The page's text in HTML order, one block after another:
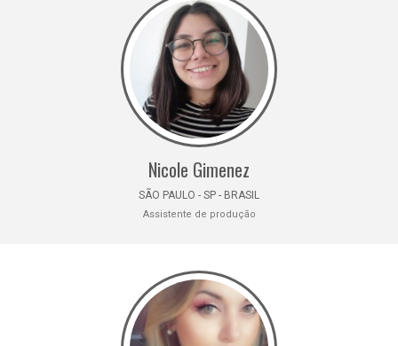
Nicole Gimenez
SÃO PAULO - SP - BRASIL
Assistente de produção